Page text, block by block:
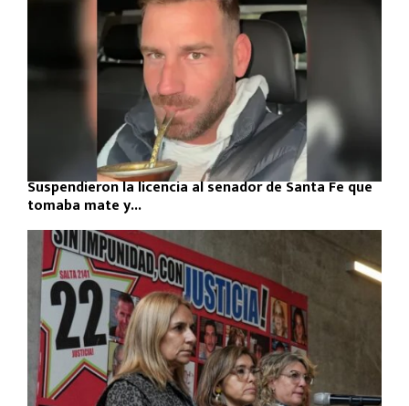
Suspendieron la licencia al senador de Santa Fe que
tomaba mate y...